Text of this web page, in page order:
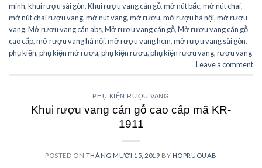
minh,khui rượu sài gòn,Khui rượu vang cán gỗ,mở nút bấc,mở nút chai,
mở nút chai rượu vang,mở nút vang,mở rượu,mở rượu hà nội,mở rượu
vang,Mở rượu vang cán abs,Mở rượu vang cán gỗ,Mở rượu vang cán gỗ
cao cấp,mở rượu vang hà nội,mở rượu vang hcm,mở rượu vang sài gòn,
phụ kiện,phụ kiện mở rượu,phụ kiện rượu,phụ kiện rượu vang,rượu vang
Leave a comment
PHỤ KIỆN RƯỢU VANG
Khui rượu vang cán gỗ cao cấp mã KR-
1911
POSTED ON THÁNG MƯỜI 15, 2019 BY HOPRUOUAB